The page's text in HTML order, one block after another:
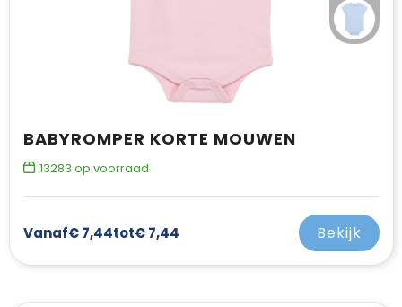
BABYROMPER KORTE MOUWEN
13283 op voorraad
Vanaf€ 7,44tot€ 7,44 Bekijk